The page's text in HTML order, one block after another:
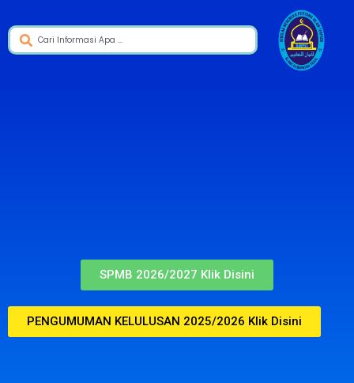
SPMB 2026/2027 Klik Disini
PENGUMUMAN KELULUSAN 2025/2026 Klik Disini